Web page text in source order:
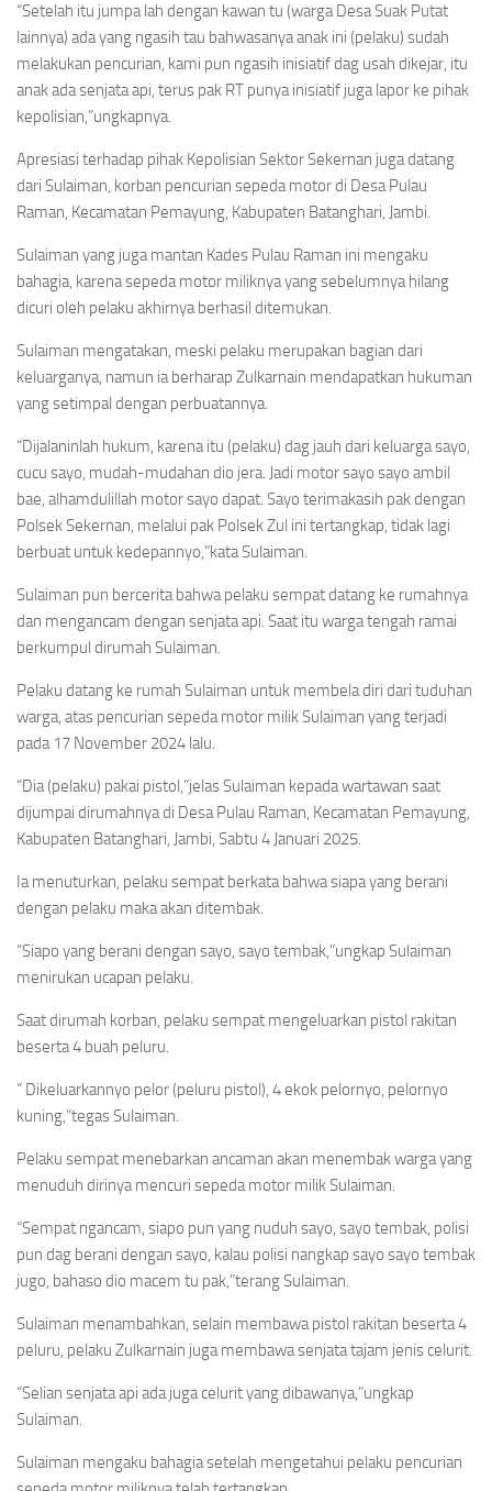
“Setelah itu jumpa lah dengan kawan tu (warga Desa Suak Putat
lainnya) ada yang ngasih tau bahwasanya anak ini (pelaku) sudah
melakukan pencurian, kami pun ngasih inisiatif dag usah dikejar, itu
anak ada senjata api, terus pak RT punya inisiatif juga lapor ke pihak
kepolisian,”ungkapnya.
Apresiasi terhadap pihak Kepolisian Sektor Sekernan juga datang
dari Sulaiman, korban pencurian sepeda motor di Desa Pulau
Raman, Kecamatan Pemayung, Kabupaten Batanghari, Jambi.
Sulaiman yang juga mantan Kades Pulau Raman ini mengaku
bahagia, karena sepeda motor miliknya yang sebelumnya hilang
dicuri oleh pelaku akhirnya berhasil ditemukan.
Sulaiman mengatakan, meski pelaku merupakan bagian dari
keluarganya, namun ia berharap Zulkarnain mendapatkan hukuman
yang setimpal dengan perbuatannya.
“Dijalaninlah hukum, karena itu (pelaku) dag jauh dari keluarga sayo,
cucu sayo, mudah-mudahan dio jera. Jadi motor sayo sayo ambil
bae, alhamdulillah motor sayo dapat. Sayo terimakasih pak dengan
Polsek Sekernan, melalui pak Polsek Zul ini tertangkap, tidak lagi
berbuat untuk kedepannyo,”kata Sulaiman.
Sulaiman pun bercerita bahwa pelaku sempat datang ke rumahnya
dan mengancam dengan senjata api. Saat itu warga tengah ramai
berkumpul dirumah Sulaiman.
Pelaku datang ke rumah Sulaiman untuk membela diri dari tuduhan
warga, atas pencurian sepeda motor milik Sulaiman yang terjadi
pada 17 November 2024 lalu.
“Dia (pelaku) pakai pistol,”jelas Sulaiman kepada wartawan saat
dijumpai dirumahnya di Desa Pulau Raman, Kecamatan Pemayung,
Kabupaten Batanghari, Jambi, Sabtu 4 Januari 2025.
Ia menuturkan, pelaku sempat berkata bahwa siapa yang berani
dengan pelaku maka akan ditembak.
“Siapo yang berani dengan sayo, sayo tembak,”ungkap Sulaiman
menirukan ucapan pelaku.
Saat dirumah korban, pelaku sempat mengeluarkan pistol rakitan
beserta 4 buah peluru.
” Dikeluarkannyo pelor (peluru pistol), 4 ekok pelornyo, pelornyo
kuning,”tegas Sulaiman.
Pelaku sempat menebarkan ancaman akan menembak warga yang
menuduh dirinya mencuri sepeda motor milik Sulaiman.
“Sempat ngancam, siapo pun yang nuduh sayo, sayo tembak, polisi
pun dag berani dengan sayo, kalau polisi nangkap sayo sayo tembak
jugo, bahaso dio macem tu pak,”terang Sulaiman.
Sulaiman menambahkan, selain membawa pistol rakitan beserta 4
peluru, pelaku Zulkarnain juga membawa senjata tajam jenis celurit.
“Selian senjata api ada juga celurit yang dibawanya,”ungkap
Sulaiman.
Sulaiman mengaku bahagia setelah mengetahui pelaku pencurian